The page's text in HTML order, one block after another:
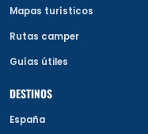
Mapas turísticos
Rutas camper
Guías útiles
DESTINOS
España